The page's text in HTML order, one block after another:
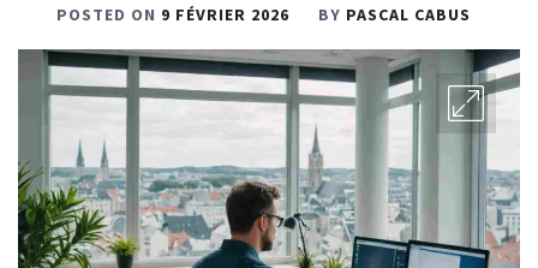
POSTED ON 9 FÉVRIER 2026 BY PASCAL CABUS